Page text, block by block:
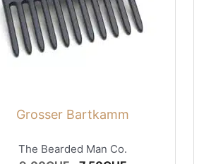
Grosser Bartkamm
The Bearded Man Co.